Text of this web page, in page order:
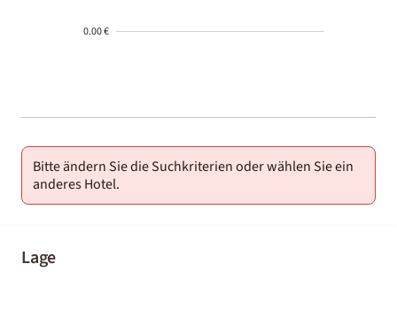
0.00 €
01-02
Bitte ändern Sie die Suchkriterien oder wählen Sie ein
anderes Hotel.
Lage